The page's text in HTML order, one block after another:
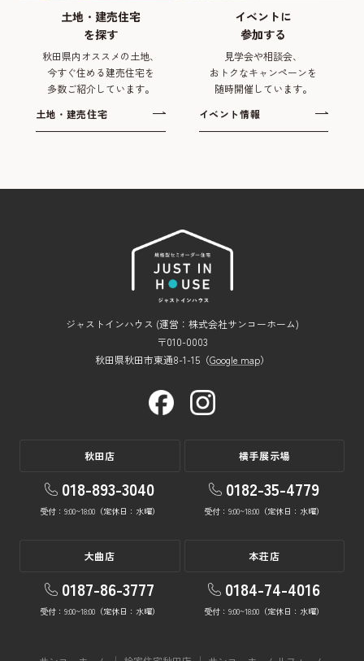
土地・建売住宅
を探す
秋田県内オススメの土地、
今すぐ住める建売住宅を
多数ご紹介しています。
土地・建売住宅
イベントに
参加する
見学会や相談会、
おトクなキャンペーンを
随時開催しています。
イベント情報
ジャストインハウス (運営：株式会社サンコーホーム)
〒010-0003
秋田県秋田市東通8-1-15（Google map）
秋田店
018-893-3040
受付：9:00~18:00（定休日：水曜）
横手展示場
0182-35-4779
受付：9:00~18:00（定休日：水曜）
大曲店
0187-86-3777
受付：9:00~18:00（定休日：水曜）
本荘店
0184-74-4016
受付：9:00~18:00（定休日：水曜）